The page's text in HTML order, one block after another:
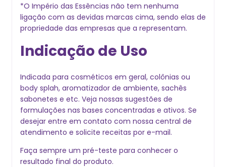
*O Império das Essências não tem nenhuma
ligação com as devidas marcas cima, sendo elas de
propriedade das empresas que a representam.
Indicação de Uso
Indicada para cosméticos em geral, colônias ou
body splah, aromatizador de ambiente, sachês
sabonetes e etc. Veja nossas sugestões de
formulações nas bases concentradas e ativos. Se
desejar entre em contato com nossa central de
atendimento e solicite receitas por e-mail.
Faça sempre um pré-teste para conhecer o
resultado final do produto.